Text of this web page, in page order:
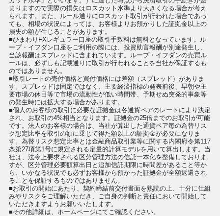
まりますので実際の損失はロスカット水準より大きくなる場合が考え
られます。また、ルール通りにロスカット取引が行われた場合であっ
ても、相場の状況によっては、お客様よりお預かりした証拠金以上の
損失の額が生じることがあります。
■ひまわりFXレギュラー口座の取引手数料は無料となっています。ル
ープ・イフダン口座をご利用の際には、投資助言報酬が別途発生し、
当該報酬はスプレッドに含まれています。ループ・イフダンの売買ル
ールは、必ずしも記載通りに取引が行われることを当社が保証するも
のではありません。
■取引レートの売付価格と買付価格には差額（スプレッド）がありま
す。スプレッドは固定ではなく、主要経済指標の発表前後、早朝や主
要市場の休日等で市場の流動性が低い時間帯、予期せぬ突発的事象等
の発生時には拡大する場合があります。
■個人のお客様の取引に必要な証拠金は各通貨ペアのレートにより決定
され、お取引の4%相当となります。証拠金の25倍までのお取引が可能
です。法人のお客様の場合は、当社が算出した通貨ペア毎の為替リス
ク想定比率を取引の額に乗じて得た額以上の証拠金が必要になりま
す。為替リスク想定比率とは金融商品取引業等に関する内閣府令第117
条第27項第1号に規定される定量的計算モデルを用いて算出します。当
社は、法令上要求される区分管理方法の信託一本化を整備しておりま
すが、区分管理必要額算出日と追加信託期限に時間差があること等か
ら、いかなる状況でも必ずお客様から預かった証拠金が全額返還され
ることを保証するものではありません。
■お取引の開始にあたり、契約締結前交付書面を熟読の上、十分に仕組
みやリスクをご理解いただき、ご自身の判断と責任において開始して
いただきますようお願いいたします。
■その他詳細は、ホームページにてご確認ください。